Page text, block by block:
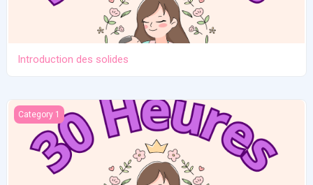
Introduction des solides
Le code de commercialisation des substituts de lait maternel
Category 1